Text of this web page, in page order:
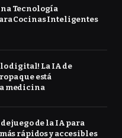
Tecnología
Cocinas Inteligentes
digital! La IA de
que está
medicina
juego de la IA para
rápidos y accesibles